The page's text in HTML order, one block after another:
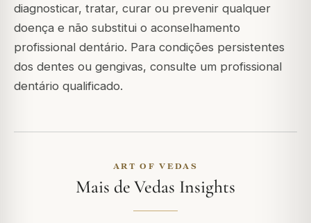
diagnosticar, tratar, curar ou prevenir qualquer
doença e não substitui o aconselhamento
profissional dentário. Para condições persistentes
dos dentes ou gengivas, consulte um profissional
dentário qualificado.
ART OF VEDAS
Mais de Vedas Insights